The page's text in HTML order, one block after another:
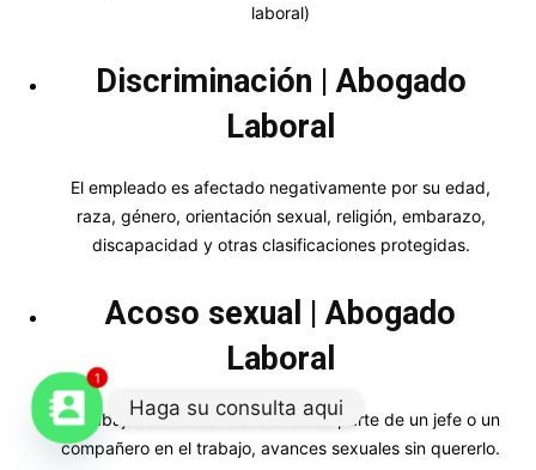
laboral)
Discriminación | Abogado
Laboral
El empleado es afectado negativamente por su edad,
raza, género, orientación sexual, religión, embarazo,
discapacidad y otras clasificaciones protegidas.
Acoso sexual | Abogado
Laboral
El trabajador recibe intensiones de parte de un jefe o un
compañero en el trabajo, avances sexuales sin quererlo.
1
Haga su consulta aqui